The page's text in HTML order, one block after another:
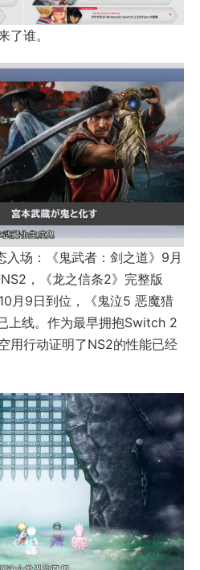
了谁。
入场：《鬼武者：剑之道》9月
，《龙之信条2》完整版
月9日到位，《鬼泣5 恶魔猎
上线。作为最早拥抱Switch 2
用行动证明了NS2的性能已经